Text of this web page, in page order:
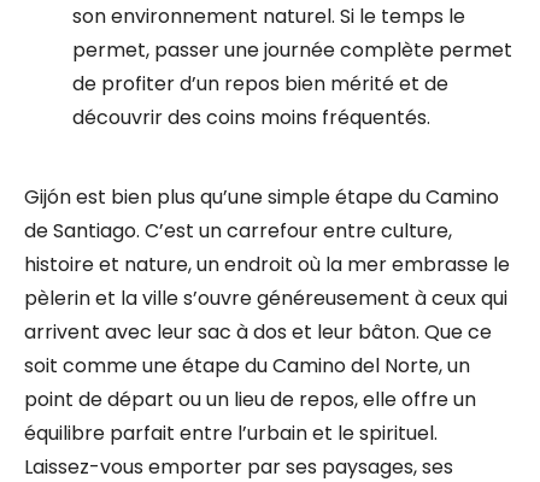
son environnement naturel. Si le temps le
permet, passer une journée complète permet
de profiter d’un repos bien mérité et de
découvrir des coins moins fréquentés.
Gijón est bien plus qu’une simple étape du Camino
de Santiago. C’est un carrefour entre culture,
histoire et nature, un endroit où la mer embrasse le
pèlerin et la ville s’ouvre généreusement à ceux qui
arrivent avec leur sac à dos et leur bâton. Que ce
soit comme une étape du Camino del Norte, un
point de départ ou un lieu de repos, elle offre un
équilibre parfait entre l’urbain et le spirituel.
Laissez-vous emporter par ses paysages, ses